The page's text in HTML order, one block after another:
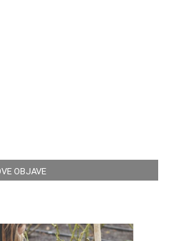
OBJAVE